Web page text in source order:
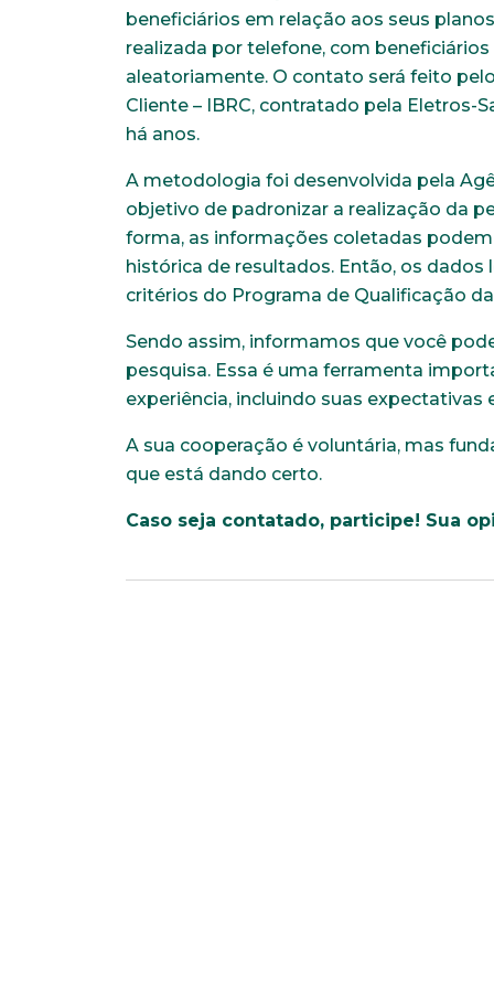
beneficiários em relação aos seus
realizada por telefone, com
aleatoriamente. O contato será feito
Cliente – IBRC, contratado pela Eletros-
há anos.
A metodologia foi desenvolvida pela
objetivo de padronizar a realização da
forma, as informações coletadas
histórica de resultados. Então, os
critérios do Programa de Qualificação
Sendo assim, informamos que você
pesquisa. Essa é uma ferramenta
experiência, incluindo suas expectativas
A sua cooperação é voluntária, mas
que está dando certo.
Caso seja contatado, participe! Sua
Faça parte de uma
*Campos obrigatórios